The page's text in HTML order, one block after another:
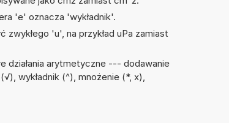
'e' oznacza 'wykładnik'.
'u', na przykład uPa zamiast
działania arytmetyczne --- dodawanie
wykładnik (^), mnożenie (*, x),